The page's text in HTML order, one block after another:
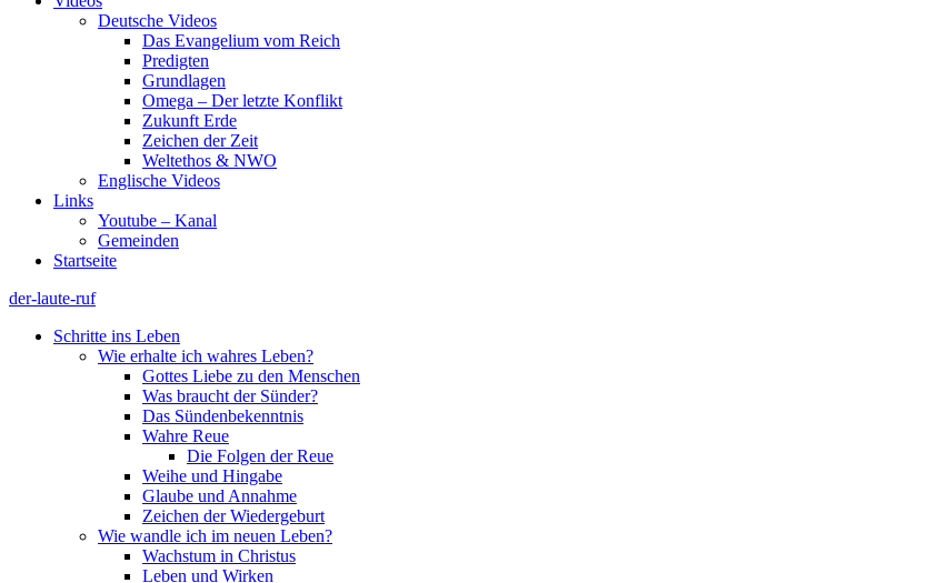
Deutsche Videos
Das Evangelium vom Reich
Predigten
Grundlagen
Omega – Der letzte Konflikt
Zukunft Erde
Zeichen der Zeit
Weltethos & NWO
Englische Videos
Links
Youtube – Kanal
Gemeinden
Startseite
der-laute-ruf
Schritte ins Leben
Wie erhalte ich wahres Leben?
Gottes Liebe zu den Menschen
Was braucht der Sünder?
Das Sündenbekenntnis
Wahre Reue
Die Folgen der Reue
Weihe und Hingabe
Glaube und Annahme
Zeichen der Wiedergeburt
Wie wandle ich im neuen Leben?
Wachstum in Christus
Leben und Wirken